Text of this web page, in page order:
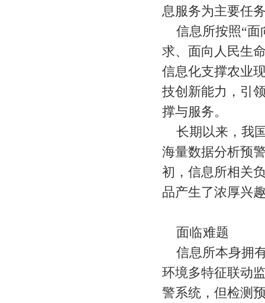
息服务为主要任
信息所按照“
求、面向人民生
信息化支撑农业
技创新能力，引
撑与服务。
长期以来，我
海量数据分析预
初，信息所相关
品产生了浓厚兴
面临难题
信息所本身拥
环境多特征联动
警系统，但检测